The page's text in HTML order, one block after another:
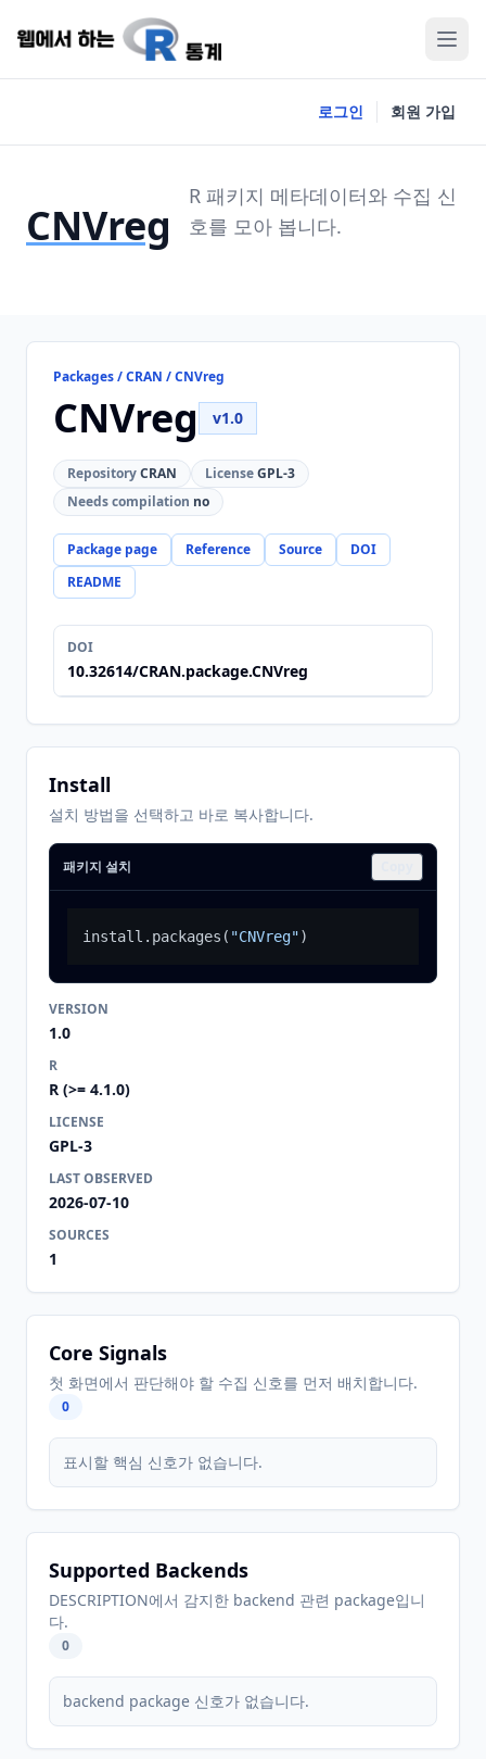
로그인 회원 가입
CNVreg
R 패키지 메타데이터와 수집 신
호를 모아 봅니다.
Packages / CRAN / CNVreg
CNVreg v1.0
RepositoryCRAN LicenseGPL-3
Needs compilation no
Package page Reference Source
DOI
README
DOI
10.32614/CRAN.package.CNVreg
Install
설치 방법을 선택하고 바로 복사합니다.
패키지 설치
install.packages ( "CNVreg")
VERSION
1.0
R
R (>= 4.1.0)
LICENSE
GPL-3
LAST OBSERVED
2026-07-10
SOURCES
1
Core Signals
첫 화면에서 판단해야 할 수집 신호를 먼저 배치합니다.
0
표시할 핵심 신호가 없습니다.
Supported Backends
DESCRIPTION에서 감지한 backend 관련 package입니
다.
0
backend package 신호가 없습니다.